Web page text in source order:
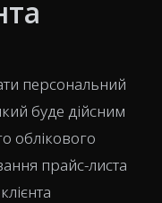
персональний
буде дійсним
облікового
прайс-листа